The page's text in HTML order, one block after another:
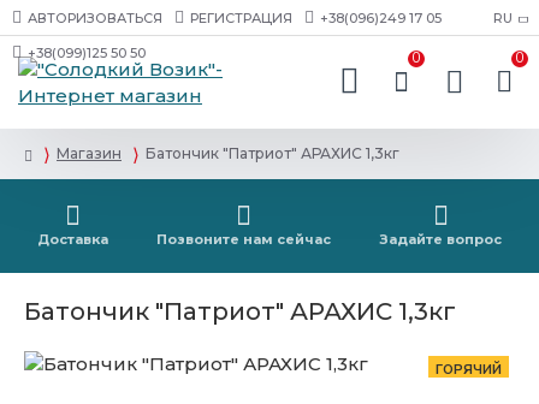
АВТОРИЗОВАТЬСЯ РЕГИСТРАЦИЯ +38(096)249 17 05
+38(099)125 50 50
RU
0 0
Магазин Батончик "Патриот" АРАХИС 1,3кг
Доставка Позвоните нам сейчас Задайте вопрос
Батончик "Патриот" АРАХИС 1,3кг
ГОРЯЧИЙ